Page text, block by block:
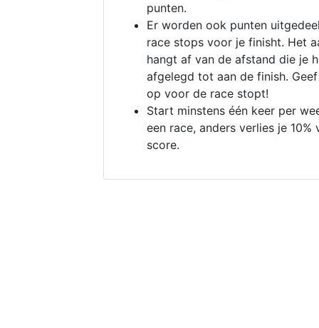
punten.
Er worden ook punten
race stops voor je finisht. Het
hangt af van de afstand die je
afgelegd tot aan de finish.
op voor de race stopt!
Start minstens één keer per
een race, anders verlies je 10%
score.